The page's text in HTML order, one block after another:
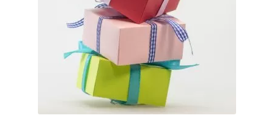
Base de données de produits
Vérifiez le statut de votre Commande